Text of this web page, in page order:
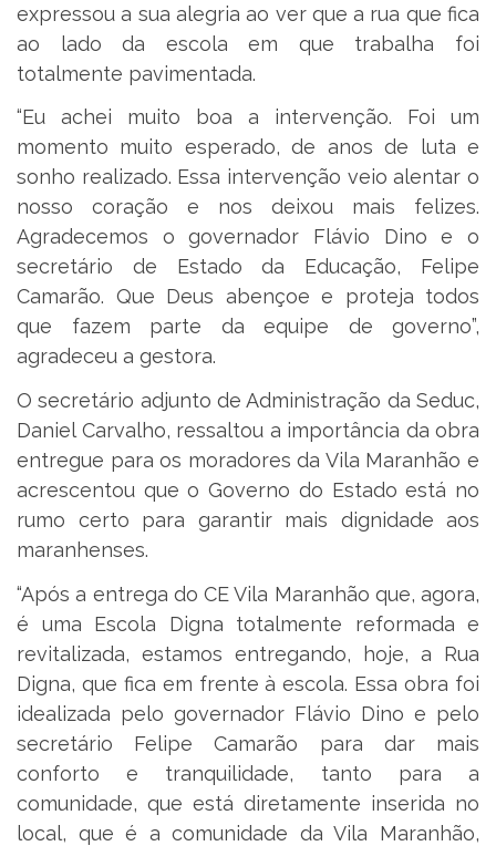
expressou a sua alegria ao ver que a rua que fica
ao lado da escola em que trabalha foi
totalmente pavimentada.
“Eu achei muito boa a intervenção. Foi um
momento muito esperado, de anos de luta e
sonho realizado. Essa intervenção veio alentar o
nosso coração e nos deixou mais felizes.
Agradecemos o governador Flávio Dino e o
secretário de Estado da Educação, Felipe
Camarão. Que Deus abençoe e proteja todos
que fazem parte da equipe de governo”,
agradeceu a gestora.
O secretário adjunto de Administração da Seduc,
Daniel Carvalho, ressaltou a importância da obra
entregue para os moradores da Vila Maranhão e
acrescentou que o Governo do Estado está no
rumo certo para garantir mais dignidade aos
maranhenses.
“Após a entrega do CE Vila Maranhão que, agora,
é uma Escola Digna totalmente reformada e
revitalizada, estamos entregando, hoje, a Rua
Digna, que fica em frente à escola. Essa obra foi
idealizada pelo governador Flávio Dino e pelo
secretário Felipe Camarão para dar mais
conforto e tranquilidade, tanto para a
comunidade, que está diretamente inserida no
local, que é a comunidade da Vila Maranhão,